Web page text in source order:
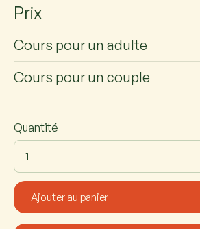
Prix
Cours pour un adulte
Cours pour un couple
Quantité